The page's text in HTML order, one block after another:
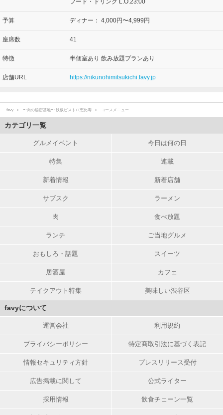
予算 ディナー： 4,000円〜4,999円
座席数 41
特徴 半個室あり 飲み放題プランあり
店舗URL https://nikunohimitsukichi.favy.jp
favy 〜肉の秘密基地〜 鉄板ビストロ恵比寿 コースメニュー
カテゴリ一覧
グルメイベント 今日は何の日
特集 連載
新着情報 新着店舗
サブスク ラーメン
肉 食べ放題
ランチ ご当地グルメ
おもしろ・話題 スイーツ
居酒屋 カフェ
テイクアウト特集 美味しい渋谷区
favyについて
運営会社 利用規約
プライバシーポリシー 特定商取引法に基づく表記
情報セキュリティ方針 プレスリリース受付
広告掲載に関して 公式ライター
採用情報 飲食チェーン一覧